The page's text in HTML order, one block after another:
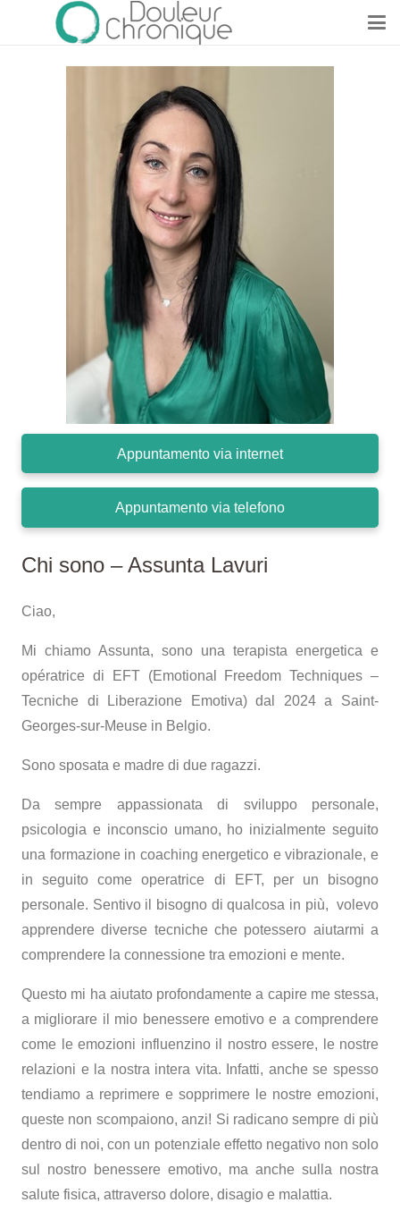
Chi sono – Assunta Lavuri
Ciao,
Mi chiamo Assunta, sono una terapista energetica e
opératrice di EFT (Emotional Freedom Techniques –
Tecniche di Liberazione Emotiva) dal 2024 a Saint-
Georges-sur-Meuse in Belgio.
Sono sposata e madre di due ragazzi.
Da sempre appassionata di sviluppo personale,
psicologia e inconscio umano, ho inizialmente seguito
una formazione in coaching energetico e vibrazionale, e
in seguito come operatrice di EFT, per un bisogno
personale. Sentivo il bisogno di qualcosa in più, volevo
apprendere diverse tecniche che potessero aiutarmi a
comprendere la connessione tra emozioni e mente.
Questo mi ha aiutato profondamente a capire me stessa,
a migliorare il mio benessere emotivo e a comprendere
come le emozioni influenzino il nostro essere, le nostre
relazioni e la nostra intera vita. Infatti, anche se spesso
tendiamo a reprimere e sopprimere le nostre emozioni,
queste non scompaiono, anzi! Si radicano sempre di più
dentro di noi, con un potenziale effetto negativo non solo
sul nostro benessere emotivo, ma anche sulla nostra
salute fisica, attraverso dolore, disagio e malattia.
Appuntamento via internet
Appuntamento via telefono